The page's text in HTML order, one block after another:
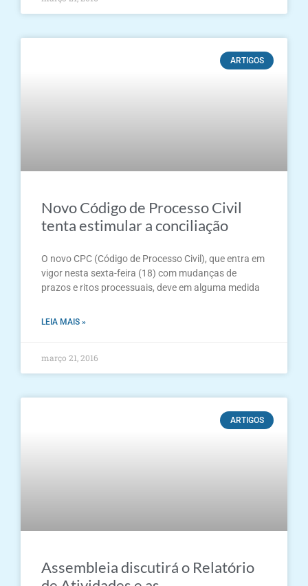
ARTIGOS
Novo Código de Processo Civil
tenta estimular a conciliação
O novo CPC (Código de Processo Civil), que entra em
vigor nesta sexta-feira (18) com mudanças de
prazos e ritos processuais, deve em alguma medida
LEIA MAIS »
março 21, 2016
ARTIGOS
Assembleia discutirá o Relatório